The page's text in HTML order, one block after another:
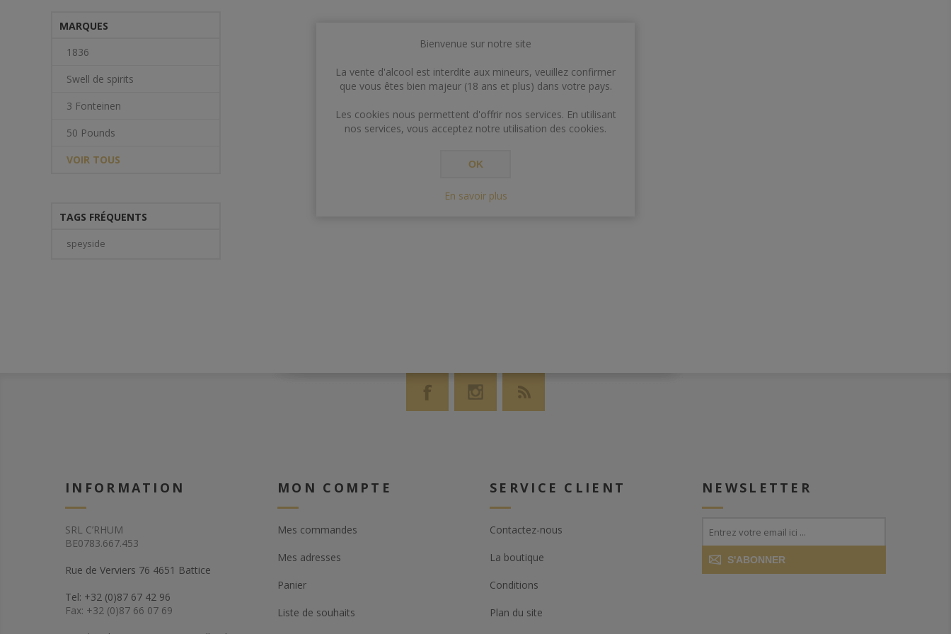
MARQUES
1836
Swell de spirits
3 Fonteinen
50 Pounds
VOIR TOUS
TAGS FRÉQUENTS
speyside
INFORMATION
SRL C’RHUM
BE0783.667.453
Rue de Verviers 76 4651 Battice
Tel: +32 (0)87 67 42 96
Fax: +32 (0)87 66 07 69
MON COMPTE
Mes commandes
Mes adresses
Panier
Liste de souhaits
SERVICE CLIENT
Contactez-nous
La boutique
Conditions
Plan du site
NEWSLETTER
S'ABONNER
Bienvenue sur notre site
La vente d'alcool est interdite aux mineurs, veuillez confirmer
que vous êtes bien majeur (18 ans et plus) dans votre pays.
Les cookies nous permettent d'offrir nos services. En utilisant
nos services, vous acceptez notre utilisation des cookies.
OK
En savoir plus